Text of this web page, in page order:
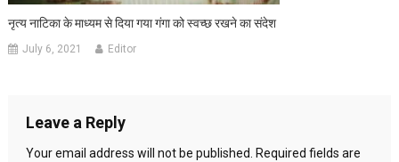
नृत्य नाटिका के माध्यम से दिया गया गंगा को स्वच्छ रखने का संदेश
July 6, 2021 Editor
Leave a Reply
Your email address will not be published.
Required fields are